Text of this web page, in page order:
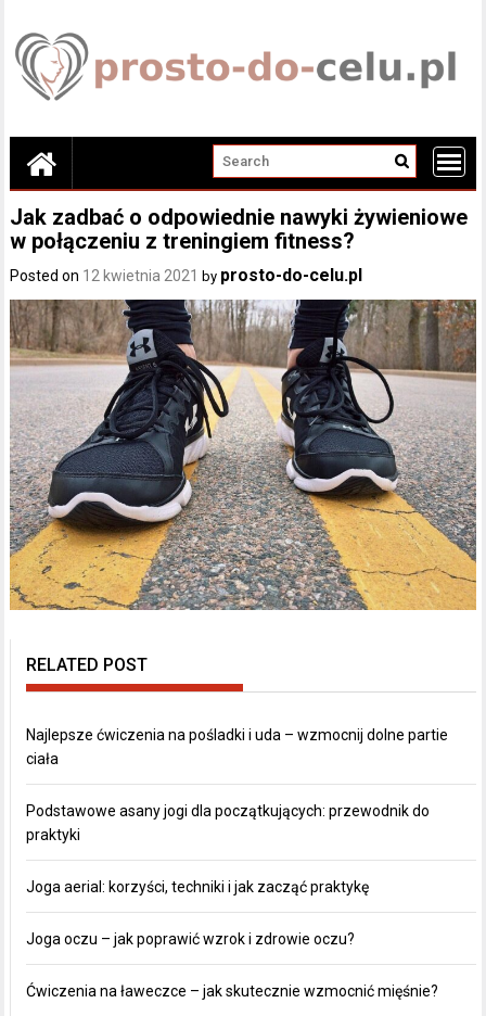
content
Jak zadbać o odpowiednie nawyki żywieniowe
w połączeniu z treningiem fitness?
Posted on 12 kwietnia 2021 by prosto-do-celu.pl
RELATED POST
Najlepsze ćwiczenia na pośladki i uda – wzmocnij dolne partie
ciała
Podstawowe asany jogi dla początkujących: przewodnik do
praktyki
Joga aerial: korzyści, techniki i jak zacząć praktykę
Joga oczu – jak poprawić wzrok i zdrowie oczu?
Ćwiczenia na ławeczce – jak skutecznie wzmocnić mięśnie?